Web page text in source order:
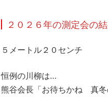
２０２６年の測定会の結
５メートル２０センチ
恒例の川柳は…
熊谷会長「お待ちかね 真